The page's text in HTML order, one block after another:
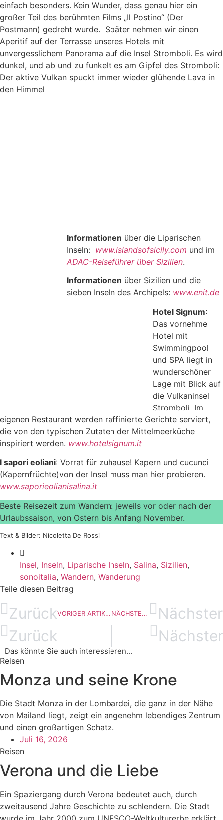
einfach besonders. Kein Wunder, dass genau hier ein
großer Teil des berühmten Films „Il Postino“ (Der
Postmann) gedreht wurde. Später nehmen wir einen
Aperitif auf der Terrasse unseres Hotels mit
unvergesslichem Panorama auf die Insel Stromboli. Es wird
dunkel, und ab und zu funkelt es am Gipfel des Stromboli:
Der aktive Vulkan spuckt immer wieder glühende Lava in
den Himmel
Informationen über die Liparischen
Inseln: www.islandsofsicily.com und im
ADAC-Reiseführer über Sizilien.
Informationen über Sizilien und die
sieben Inseln des Archipels: www.enit.de
Hotel Signum:
Das vornehme
Hotel mit
Swimmingpool
und SPA liegt in
wunderschöner
Lage mit Blick auf
die Vulkaninsel
Stromboli. Im
eigenen Restaurant werden raffinierte Gerichte serviert,
die von den typischen Zutaten der Mittelmeerküche
inspiriert werden. www.hotelsignum.it
I sapori eoliani: Vorrat für zuhause! Kapern und cucunci
(Kapernfrüchte)von der Insel muss man hier probieren.
www.saporieolianisalina.it
Beste Reisezeit zum Wandern: jeweils vor oder nach der
Urlaubssaison, von Ostern bis Anfang November.
Text & Bilder: Nicoletta De Rossi
Insel, Inseln, Liparische Inseln, Salina, Sizilien,
sonoitalia, Wandern, Wanderung
Teile diesen Beitrag
Zurück VORIGER ARTIKEL NÄCHSTER ARTIKEL
Nächster
Zurück
Nächster
Das könnte Sie auch interessieren...​
Reisen
Monza und seine Krone
Die Stadt Monza in der Lombardei, die ganz in der Nähe
von Mailand liegt, zeigt ein angenehm lebendiges Zentrum
und einen großartigen Schatz.
Juli 16, 2026
Reisen
Verona und die Liebe
Ein Spaziergang durch Verona bedeutet auch, durch
zweitausend Jahre Geschichte zu schlendern. Die Stadt
wurde im Jahr 2000 zum UNESCO-Weltkulturerbe erklärt.